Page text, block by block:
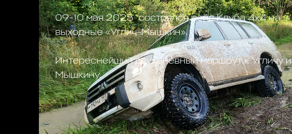
09-10 мая 2025 состоялся рейд Клуба 4х4 на
выходные «Углич-Мышкин».
Интереснейший двухдневный маршрут к Угличу и
Мышкину.